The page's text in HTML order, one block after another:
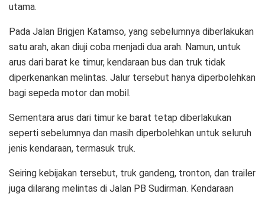
utama.
Pada Jalan Brigjen Katamso, yang sebelumnya diberlakukan
satu arah, akan diuji coba menjadi dua arah. Namun, untuk
arus dari barat ke timur, kendaraan bus dan truk tidak
diperkenankan melintas. Jalur tersebut hanya diperbolehkan
bagi sepeda motor dan mobil.
Sementara arus dari timur ke barat tetap diberlakukan
seperti sebelumnya dan masih diperbolehkan untuk seluruh
jenis kendaraan, termasuk truk.
Seiring kebijakan tersebut, truk gandeng, tronton, dan trailer
juga dilarang melintas di Jalan PB Sudirman. Kendaraan